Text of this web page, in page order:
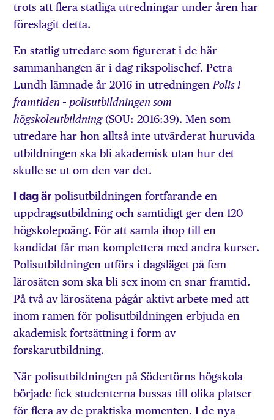
trots att flera statliga utredningar under åren har
föreslagit detta.
En statlig utredare som figurerat i de här
sammanhangen är i dag rikspolischef. Petra
Lundh lämnade år 2016 in utredningen Polis i
framtiden – polisutbildningen som
högskoleutbildning(SOU: 2016:39). Men som
utredare har hon alltså inte utvärderat huruvida
utbildningen ska bli akademisk utan hur det
skulle se ut om den var det.
I dag är polisutbildningen fortfarande en
uppdragsutbildning och samtidigt ger den 120
högskolepoäng. För att samla ihop till en
kandidat får man komplettera med andra kurser.
Polisutbildningen utförs i dagsläget på fem
lärosäten som ska bli sex inom en snar framtid.
På två av lärosätena pågår aktivt arbete med att
inom ramen för polisutbildningen erbjuda en
akademisk fortsättning i form av
forskarutbildning.
När polisutbildningen på Södertörns högskola
började fick studenterna bussas till olika platser
för flera av de praktiska momenten. I de nya